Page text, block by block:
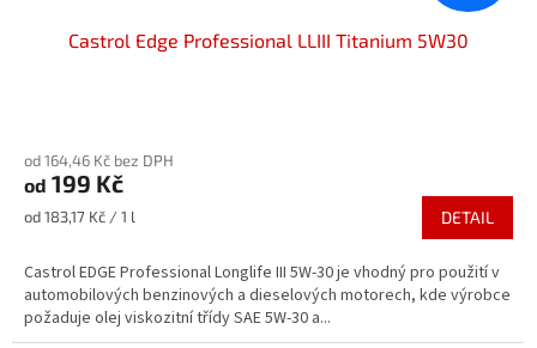
Castrol Edge Professional LLIII Titanium 5W30
produktu
je
3,5
z
hvězdiček.
od 164,46 Kč bez DPH
od 199 Kč
Měrná
od 183,17 Kč / 1 l DETAIL
Castrol EDGE Professional Longlife III 5W-30 je vhodný pro použití v
automobilových benzinových a dieselových motorech, kde výrobce
požaduje olej viskozitní třídy SAE 5W-30 a...